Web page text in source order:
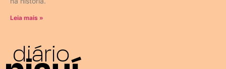
Leia mais »